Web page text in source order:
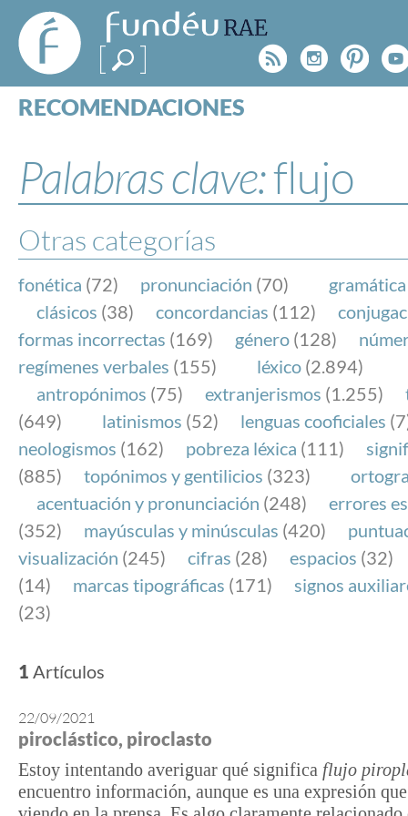
FundéuRAE
- Fundación
del Español
Urgente
Rss
RECOMENDACIONES
ESPECIALES
BLOG
NOTICIAS
SOBRE LA FUNDÉURAE
FundéuRAE es una fundación patrocinada por la
y la Real Academia Española, cuyo objetivo es
el buen uso del español en los medios de
Internet.
Palabras clave:flujo
Otras categorías
fonética (72) pronunciación (70) gramática
clásicos (38) concordancias (112)
formas incorrectas (169) género (128)
regímenes verbales (155) léxico (2.894)
antropónimos (75) extranjerismos (1.255)
(649)
latinismos (52) lenguas cooficiales
neologismos (162) pobreza léxica (111)
(885)
topónimos y gentilicios (323)
acentuación y pronunciación (248)
errores
(352)
mayúsculas y minúsculas (420)
visualización (245) cifras (28) espacios (32)
(14)
marcas tipográficas (171)
signos
(23)
1 Artículos
22/09/2021
piroclástico, piroclasto
Estoy intentando averiguar qué significa flujo
encuentro información, aunque es una expresión